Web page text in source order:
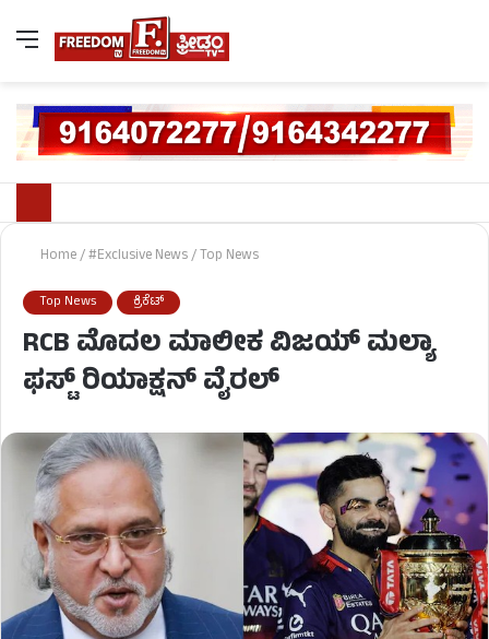
Home/#Exclusive News/Top News
Top News ಕ್ರಿಕೆಟ್
RCB ಮೊದಲ ಮಾಲೀಕ ವಿಜಯ್ ಮಲ್ಯಾ
ಫಸ್ಟ್ ರಿಯಾಕ್ಷನ್ ವೈರಲ್